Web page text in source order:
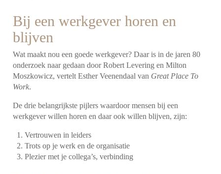
Bij een werkgever horen en
blijven
Wat maakt nou een goede werkgever? Daar is in de jaren 80
onderzoek naar gedaan door Robert Levering en Milton
Moszkowicz, vertelt Esther Veenendaal van Great Place To
Work.
De drie belangrijkste pijlers waardoor mensen bij een
werkgever willen horen en daar ook willen blijven, zijn:
Vertrouwen in leiders
Trots op je werk en de organisatie
Plezier met je collega’s, verbinding